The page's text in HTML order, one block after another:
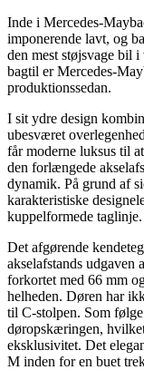
Inde i Mercedes-
imponerende lavt, og
den mest støjsvage bil
bagtil er Mercedes-
produktionssedan.
I sit ydre design
ubesværet
får moderne luksus til
den forlængede
dynamik. På grund af
karakteristiske
kuppelformede taglinje.
Det afgørende
akselafstands udgaven
forkortet med 66 mm
helheden. Døren har
til C-stolpen. Som
døropskæringen,
eksklusivitet. Det
M inden for en buet